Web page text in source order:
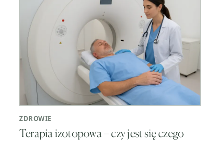
ZDROWIE
Terapia izotopowa – czy jest się czego